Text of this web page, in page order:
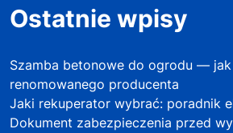
Ostatnie wpisy
Szamba betonowe do ogrodu —
renomowanego producenta
Jaki rekuperator wybrać: poradnik
Dokument zabezpieczenia przed